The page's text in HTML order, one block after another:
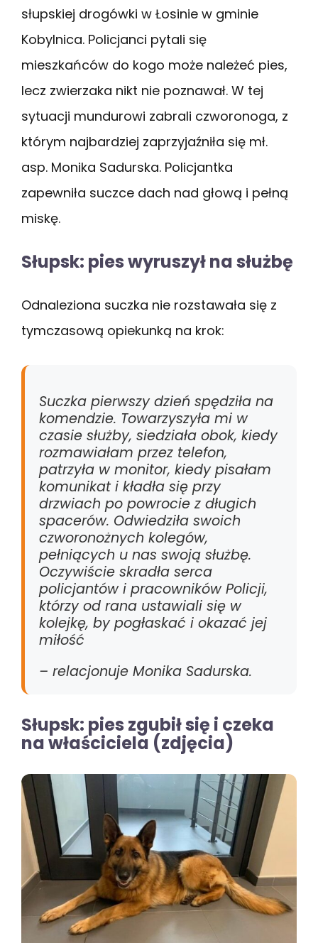
słupskiej drogówki w Łosinie w gminie
Kobylnica. Policjanci pytali się
mieszkańców do kogo może należeć pies,
lecz zwierzaka nikt nie poznawał. W tej
sytuacji mundurowi zabrali czworonoga, z
którym najbardziej zaprzyjaźniła się mł.
asp. Monika Sadurska. Policjantka
zapewniła suczce dach nad głową i pełną
miskę.
Słupsk: pies wyruszył na służbę
Odnaleziona suczka nie rozstawała się z
tymczasową opiekunką na krok:
Suczka pierwszy dzień spędziła na
komendzie. Towarzyszyła mi w
czasie służby, siedziała obok, kiedy
rozmawiałam przez telefon,
patrzyła w monitor, kiedy pisałam
komunikat i kładła się przy
drzwiach po powrocie z długich
spacerów. Odwiedziła swoich
czworonożnych kolegów,
pełniących u nas swoją służbę.
Oczywiście skradła serca
policjantów i pracowników Policji,
którzy od rana ustawiali się w
kolejkę, by pogłaskać i okazać jej
miłość
– relacjonuje Monika Sadurska.
Słupsk: pies zgubił się i czeka
na właściciela (zdjęcia)